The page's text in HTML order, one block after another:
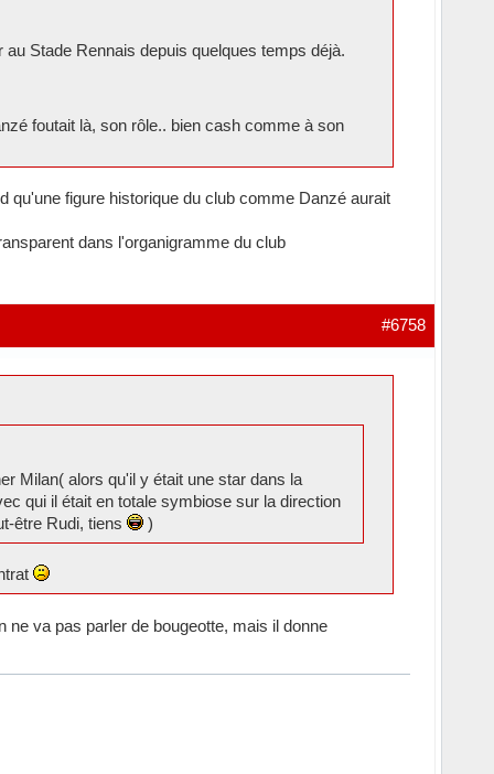
Stade Rennais depuis quelques temps déjà.
foutait là, son rôle.. bien cash comme à son
qu'une figure historique du club comme Danzé aurait
dans l'organigramme du club
#6758
Milan( alors qu'il y était une star dans la
qui il était en totale symbiose sur la direction
être Rudi, tiens
)
va pas parler de bougeotte, mais il donne